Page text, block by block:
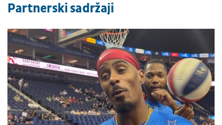
Partnerski sadržaji